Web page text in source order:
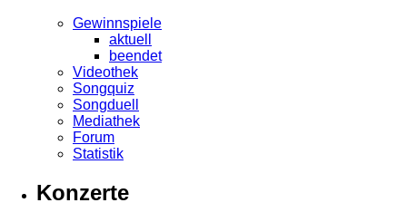
Gewinnspiele
aktuell
beendet
Videothek
Songquiz
Songduell
Mediathek
Forum
Statistik
Konzerte